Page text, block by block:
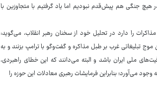
جنگی هم پیش‌قدم نبودیم اما یاد گرفتیم با متجاوزین با
را دارد در تحلیل خود از سخنان رهبر انقلاب، می‌گوید:
تبلیغاتی غرب بر طبل مذاکره و گفت‌وگو با ترامپ بزنند و به
ملی ایران باشد و البته می‌دانند که این خطای راهبردی،